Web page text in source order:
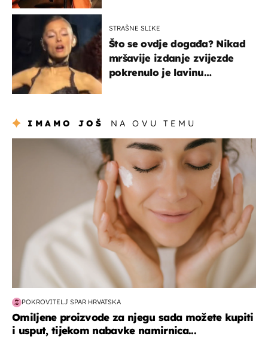
STRAŠNE SLIKE
Što se ovdje događa? Nikad
mršavije izdanje zvijezde
pokrenulo je lavinu
IMAMO JOŠ NA OVU TEMU
moda & ljepota
POKROVITELJ SPAR HRVATSKA
Omiljene proizvode za njegu sada možete kupiti
i usput, tijekom nabavke namirnica...